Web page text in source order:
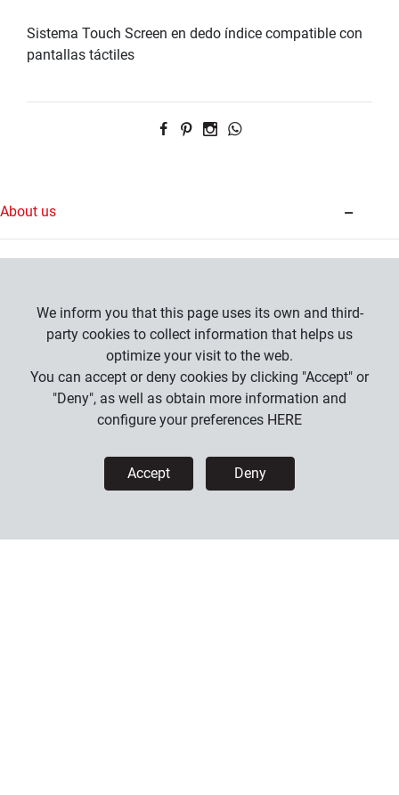
Sistema Touch Screen en dedo índice compatible con
pantallas táctiles
About us
Contact
Information
FAQs
Returns
We inform you that this page uses its own and third-
party cookies to collect information that helps us
optimize your visit to the web.
You can accept or deny cookies by clicking "Accept" or
"Deny", as well as obtain more information and
configure your preferences HERE
Accept Deny